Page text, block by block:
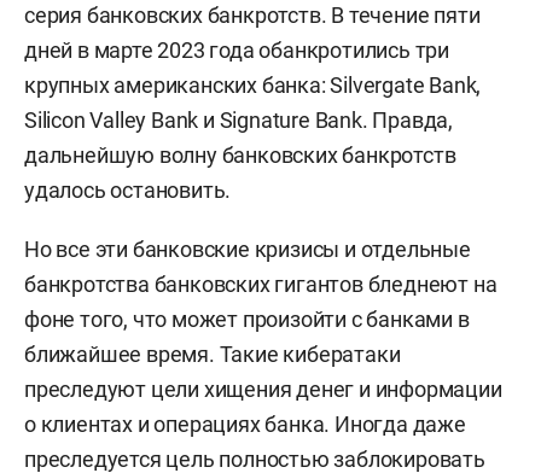
серия банковских банкротств. В течение пяти
дней в марте 2023 года обанкротились три
крупных американских банка: Silvergate Bank,
Silicon Valley Bank и Signature Bank. Правда,
дальнейшую волну банковских банкротств
удалось остановить.
Но все эти банковские кризисы и отдельные
банкротства банковских гигантов бледнеют на
фоне того, что может произойти с банками в
ближайшее время. Такие кибератаки
преследуют цели хищения денег и информации
о клиентах и операциях банка. Иногда даже
преследуется цель полностью заблокировать